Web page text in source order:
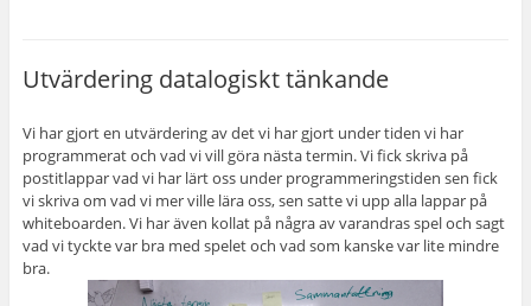
Utvärdering datalogiskt tänkande
Vi har gjort en utvärdering av det vi har gjort under tiden vi har
programmerat och vad vi vill göra nästa termin. Vi fick skriva på
postitlappar vad vi har lärt oss under programmeringstiden sen fick
vi skriva om vad vi mer ville lära oss, sen satte vi upp alla lappar på
whiteboarden. Vi har även kollat på några av varandras spel och sagt
vad vi tyckte var bra med spelet och vad som kanske var lite mindre
bra.